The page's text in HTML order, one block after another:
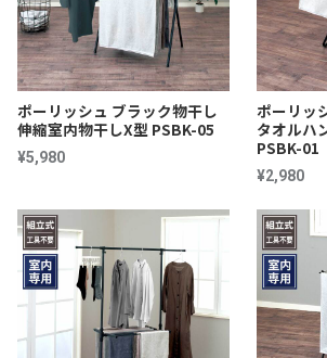
ポーリッシュ ブラック物干し
伸縮室内物干しX型 PSBK-05
¥5,980
ポーリッ
タオルハ
PSBK-01
¥2,980